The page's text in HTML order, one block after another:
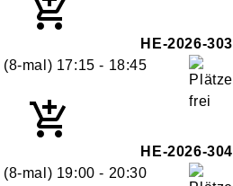
HE-2026-303
(8-mal) 17:15 - 18:45
HE-2026-304
(8-mal) 19:00 - 20:30